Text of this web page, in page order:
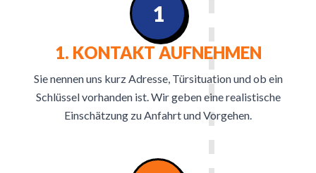
1. KONTAKT AUFNEHMEN
Sie nennen uns kurz Adresse, Türsituation und ob ein
Schlüssel vorhanden ist. Wir geben eine realistische
Einschätzung zu Anfahrt und Vorgehen.
1